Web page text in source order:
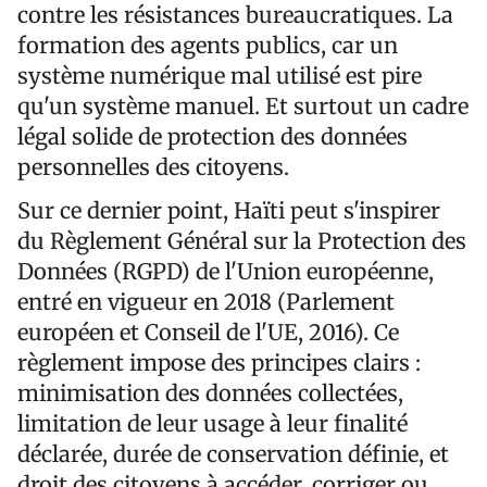
contre les résistances bureaucratiques. La
formation des agents publics, car un
système numérique mal utilisé est pire
qu'un système manuel. Et surtout un cadre
légal solide de protection des données
personnelles des citoyens.
Sur ce dernier point, Haïti peut s'inspirer
du Règlement Général sur la Protection des
Données (RGPD) de l'Union européenne,
entré en vigueur en 2018 (Parlement
européen et Conseil de l'UE, 2016). Ce
règlement impose des principes clairs :
minimisation des données collectées,
limitation de leur usage à leur finalité
déclarée, durée de conservation définie, et